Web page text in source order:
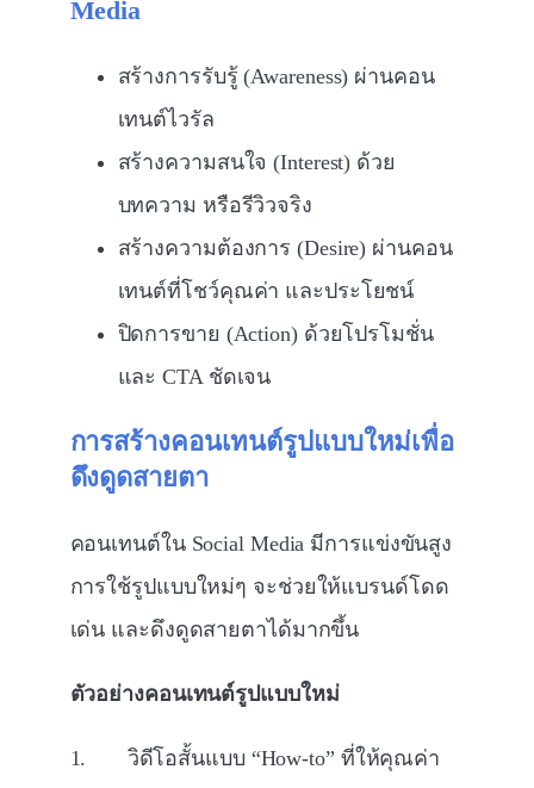
Media
สร้างการรับรู้ (Awareness) ผ่านคอน
เทนต์ไวรัล
สร้างความสนใจ (Interest) ด้วย
บทความ หรือรีวิวจริง
สร้างความต้องการ (Desire) ผ่านคอน
เทนต์ที่โชว์คุณค่า และประโยชน์
ปิดการขาย (Action) ด้วยโปรโมชั่น
และ CTA ชัดเจน
การสร้างคอนเทนต์รูปแบบใหม่เพื่อ
ดึงดูดสายตา
คอนเทนต์ใน Social Media มีการแข่งขันสูง
การใช้รูปแบบใหม่ๆ จะช่วยให้แบรนด์โดด
เด่น และดึงดูดสายตาได้มากขึ้น
ตัวอย่างคอนเทนต์รูปแบบใหม่
1. วิดีโอสั้นแบบ “How-to” ที่ให้คุณค่า